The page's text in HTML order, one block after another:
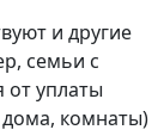
и другие
семьи с
от уплаты
комнаты)